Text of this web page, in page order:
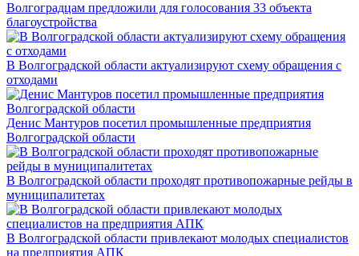
Волгоградцам предложили для голосования 33 объекта
благоустройства
В Волгоградской области актуализируют схему обращения с
отходами
Денис Мантуров посетил промышленные предприятия
Волгоградской области
В Волгоградской области проходят противопожарные рейды в
муниципалитетах
В Волгоградской области привлекают молодых специалистов
на предприятия АПК